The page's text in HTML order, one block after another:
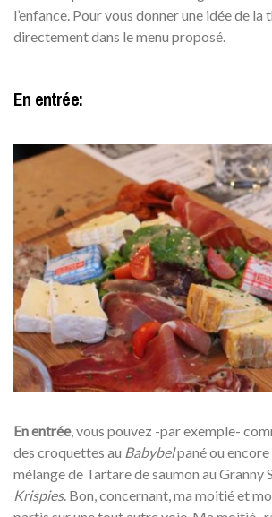
l’enfance. Pour vous donner une idée de
directement dans le menu proposé.
En entrée:
En entrée, vous pouvez -par exemple-
des croquettes au Babybelpané ou
mélange de Tartare de saumon au Granny
Krispies. Bon, concernant, ma moitié et